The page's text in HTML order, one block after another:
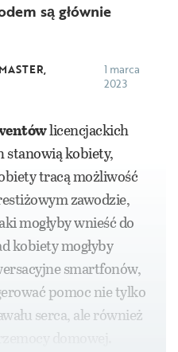
są głównie
1 marca
2023
licencjackich
kobiety,
tracą możliwość
zawodzie,
mogłyby wnieść do
kobiety mogłyby
smartfonów,
pomoc nie tylko
serca, ale również